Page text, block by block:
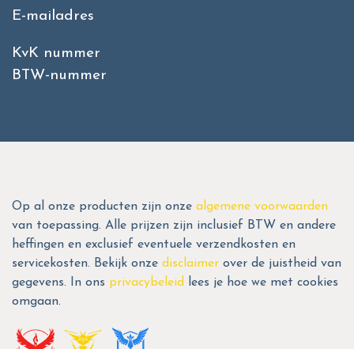
E-mailadres
KvK nummer
BTW-nummer
Op al onze producten zijn onze algemene voorwaarden
van toepassing. Alle prijzen zijn inclusief BTW en andere
heffingen en exclusief eventuele verzendkosten en
servicekosten. Bekijk onze disclaimer over de juistheid van
gegevens. In ons privacybeleid
lees je hoe we met cookies
omgaan.